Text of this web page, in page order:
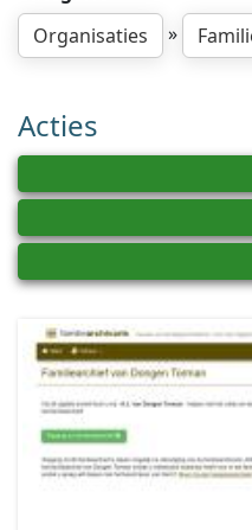
Organisaties
»
Acties